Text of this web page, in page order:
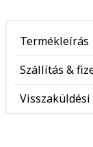
Termékleírás
Szállítás &